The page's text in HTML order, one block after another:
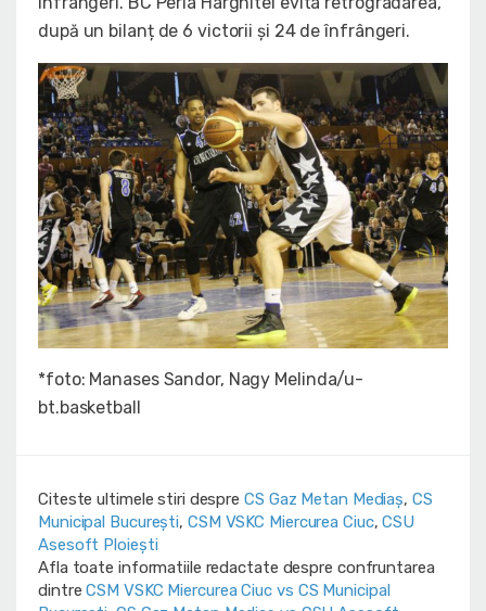
după un bilanț de 6 victorii și 24 de înfrângeri.
*foto: Manases Sandor, Nagy Melinda/u-
bt.basketball
Citeste ultimele stiri despre CS Gaz Metan Mediaș, CS
Municipal București, CSM VSKC Miercurea Ciuc,CSU
Asesoft Ploiești
Afla toate informatiile redactate despre confruntarea
dintreCSM VSKC Miercurea Ciuc vs CS Municipal